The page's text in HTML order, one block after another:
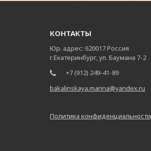
КОНТАКТЫ
Юр. адрес: 620017 Россия
г.Екатеринбург, ул. Баумана 7-2
+7 (912) 249-41-89
bakalinskaya.marina@yandex.ru
Политика конфиденциальности